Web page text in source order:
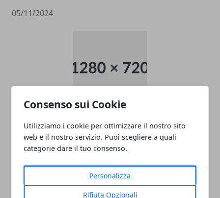
Consenso sui Cookie
Utilizziamo i cookie per ottimizzare il nostro sito
web e il nostro servizio. Puoi scegliere a quali
categorie dare il tuo consenso.
Personalizza
Rifiuta Opzionali
05/11/2024
05/11/2024